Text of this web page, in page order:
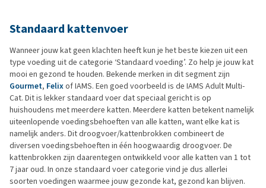
Standaard kattenvoer
Wanneer jouw kat geen klachten heeft kun je het beste kiezen uit een
type voeding uit de categorie ‘Standaard voeding’. Zo help je jouw kat
mooi en gezond te houden. Bekende merken in dit segment zijn
Gourmet, Felixof IAMS. Een goed voorbeeld is de IAMS Adult Multi-
Cat. Dit is lekker standaard voer dat speciaal gericht is op
huishoudens met meerdere katten. Meerdere katten betekent namelijk
uiteenlopende voedingsbehoeften van alle katten, want elke kat is
namelijk anders. Dit droogvoer/kattenbrokken combineert de
diversen voedingsbehoeften in één hoogwaardig droogvoer. De
kattenbrokken zijn daarentegen ontwikkeld voor alle katten van 1 tot
7 jaar oud. In onze standaard voer categorie vind je dus allerlei
soorten voedingen waarmee jouw gezonde kat, gezond kan blijven.